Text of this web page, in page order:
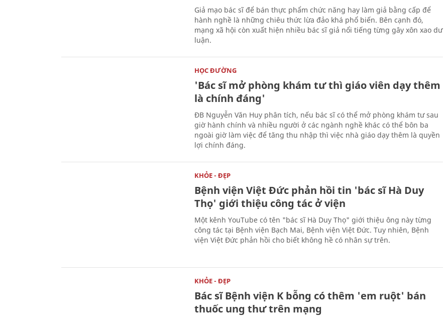
Giả mạo bác sĩ để bán thực phẩm chức năng hay làm giả bằng cấp để
hành nghề là những chiêu thức lừa đảo khá phổ biến. Bên cạnh đó,
mạng xã hội còn xuất hiện nhiều bác sĩ giả nổi tiếng từng gây xôn xao dư
luận.
HỌC ĐƯỜNG
'Bác sĩ mở phòng khám tư thì giáo viên dạy thêm
là chính đáng'
ĐB Nguyễn Văn Huy phân tích, nếu bác sĩ có thể mở phòng khám tư sau
giờ hành chính và nhiều người ở các ngành nghề khác có thể bôn ba
ngoài giờ làm việc để tăng thu nhập thì việc nhà giáo dạy thêm là quyền
lợi chính đáng.
KHỎE - ĐẸP
Bệnh viện Việt Đức phản hồi tin 'bác sĩ Hà Duy
Thọ' giới thiệu công tác ở viện
Một kênh YouTube có tên "bác sĩ Hà Duy Thọ" giới thiệu ông này từng
công tác tại Bệnh viện Bạch Mai, Bệnh viện Việt Đức. Tuy nhiên, Bệnh
viện Việt Đức phản hồi cho biết không hề có nhân sự trên.
KHỎE - ĐẸP
Bác sĩ Bệnh viện K bỗng có thêm 'em ruột' bán
thuốc ung thư trên mạng